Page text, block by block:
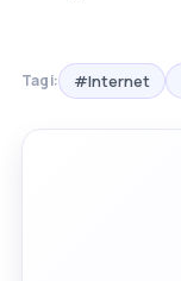
Tagi: #Internet